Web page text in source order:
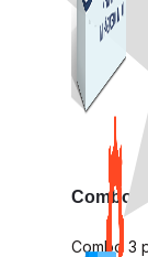
1,422
Combo
Combo 3